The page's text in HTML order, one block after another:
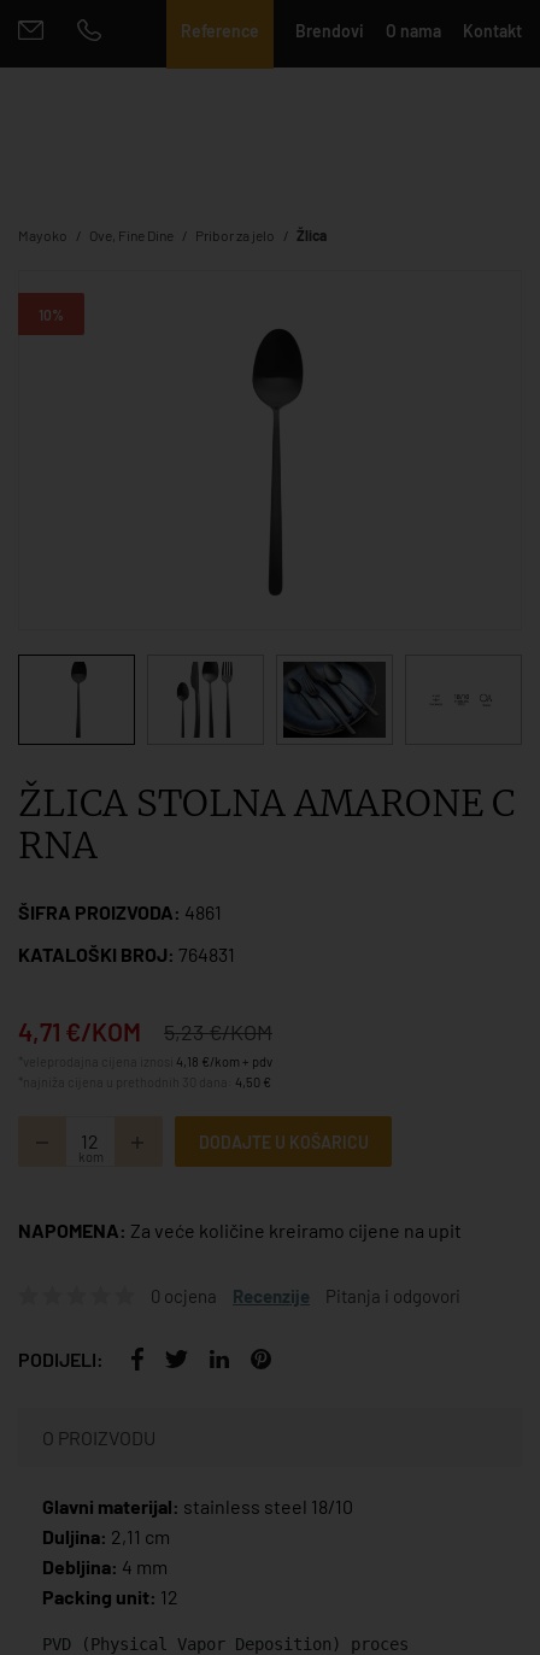
Reference Brendovi O nama Kontakt
Mayoko Ove, Fine Dine Pribor za jelo Žlica
10%
ŽLICA STOLNA AMARONE C
RNA
ŠIFRA PROIZVODA: 4861
KATALOŠKI BROJ: 764831
4,71 €/KOM 5,23 €/KOM
4,18 €/kom + pdv
4,50 €
kom
DODAJTE U KOŠARICU
NAPOMENA: Za veće količine kreiramo cijene na upit
0 ocjena Recenzije Pitanja i odgovori
PODIJELI:
O PROIZVODU
Glavni materijal: stainless steel 18/10
Duljina: 2,11 cm
Debljina: 4 mm
Packing unit: 12
PVD (Physical Vapor Deposition) proces